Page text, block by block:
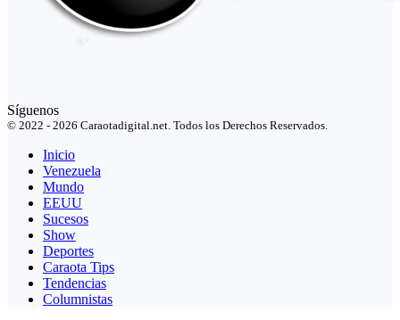
Síguenos
© 2022 - 2026 Caraotadigital.net. Todos los Derechos Reservados.
Inicio
Venezuela
Mundo
EEUU
Sucesos
Show
Deportes
Caraota Tips
Tendencias
Columnistas